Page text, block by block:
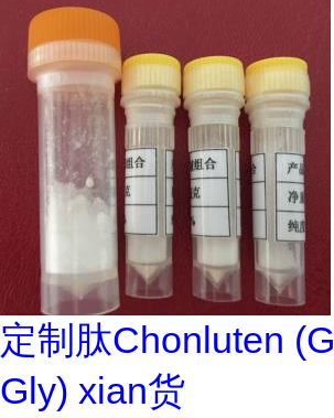
定制肽Chonluten
Gly) xian货